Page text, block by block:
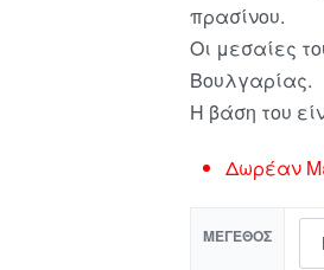
πρασίνου.
Οι μεσαίες
Βουλγαρίας.
Η βάση του
Δωρέαν
ΜΈΓΕΘΟΣ